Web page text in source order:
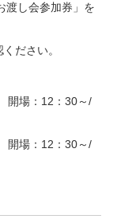
渡し会参加券」を
ださい。
開場：12：30～/
場：12：30～/